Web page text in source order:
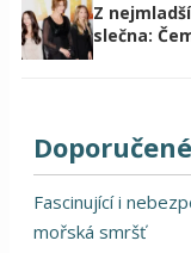
Z
slečna:
Fascinující i
mořská smršť